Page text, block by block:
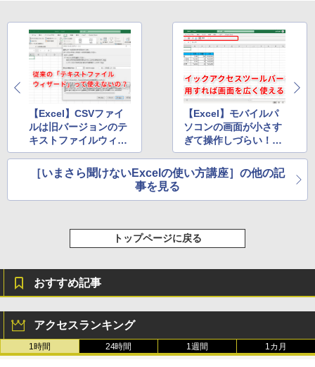
【Excel】CSVファイ
ルは旧バージョンのテ
キストファイルウィザ
ードで取り込みましょ
う！
【Excel】モバイルパ
ソコンの画面が小さす
ぎて操作しづらい！エ
クセルで効率を下げず
に画面を広く使うテク
［いまさら聞けないExcelの使い方講座］の他の記
事を見る
トップページに戻る
おすすめ記事
アクセスランキング
1時間 24時間 1週間 1カ月